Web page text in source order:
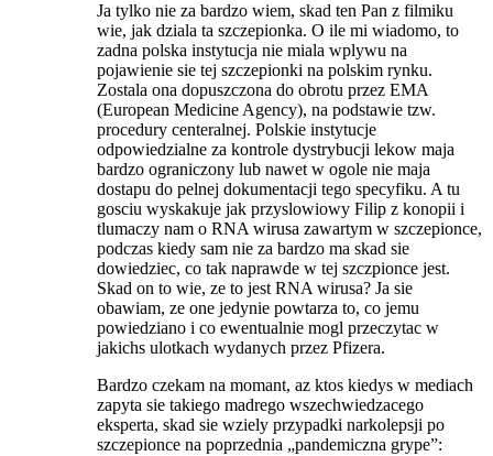
Ja tylko nie za bardzo wiem, skad ten Pan z filmiku
wie, jak dziala ta szczepionka. O ile mi wiadomo, to
zadna polska instytucja nie miala wplywu na
pojawienie sie tej szczepionki na polskim rynku.
Zostala ona dopuszczona do obrotu przez EMA
(European Medicine Agency), na podstawie tzw.
procedury centeralnej. Polskie instytucje
odpowiedzialne za kontrole dystrybucji lekow maja
bardzo ograniczony lub nawet w ogole nie maja
dostapu do pelnej dokumentacji tego specyfiku. A tu
gosciu wyskakuje jak przyslowiowy Filip z konopii i
tlumaczy nam o RNA wirusa zawartym w szczepionce,
podczas kiedy sam nie za bardzo ma skad sie
dowiedziec, co tak naprawde w tej szczpionce jest.
Skad on to wie, ze to jest RNA wirusa? Ja sie
obawiam, ze one jedynie powtarza to, co jemu
powiedziano i co ewentualnie mogl przeczytac w
jakichs ulotkach wydanych przez Pfizera.
Bardzo czekam na momant, az ktos kiedys w mediach
zapyta sie takiego madrego wszechwiedzacego
eksperta, skad sie wziely przypadki narkolepsji po
szczepionce na poprzednia „pandemiczna grype”: